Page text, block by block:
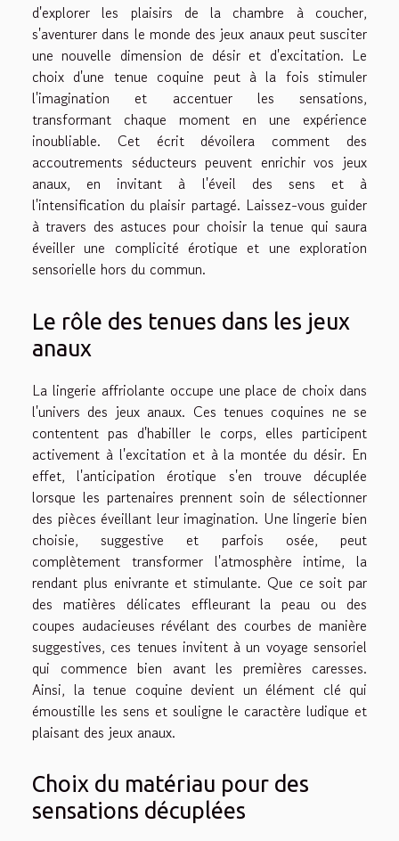
d'explorer les plaisirs de la chambre à coucher,
s'aventurer dans le monde des jeux anaux peut susciter
une nouvelle dimension de désir et d'excitation. Le
choix d'une tenue coquine peut à la fois stimuler
l'imagination et accentuer les sensations,
transformant chaque moment en une expérience
inoubliable. Cet écrit dévoilera comment des
accoutrements séducteurs peuvent enrichir vos jeux
anaux, en invitant à l'éveil des sens et à
l'intensification du plaisir partagé. Laissez-vous guider
à travers des astuces pour choisir la tenue qui saura
éveiller une complicité érotique et une exploration
sensorielle hors du commun.
Le rôle des tenues dans les jeux
anaux
La lingerie affriolante occupe une place de choix dans
l'univers des jeux anaux. Ces tenues coquines ne se
contentent pas d'habiller le corps, elles participent
activement à l'excitation et à la montée du désir. En
effet, l'anticipation érotique s'en trouve décuplée
lorsque les partenaires prennent soin de sélectionner
des pièces éveillant leur imagination. Une lingerie bien
choisie, suggestive et parfois osée, peut
complètement transformer l'atmosphère intime, la
rendant plus enivrante et stimulante. Que ce soit par
des matières délicates effleurant la peau ou des
coupes audacieuses révélant des courbes de manière
suggestives, ces tenues invitent à un voyage sensoriel
qui commence bien avant les premières caresses.
Ainsi, la tenue coquine devient un élément clé qui
émoustille les sens et souligne le caractère ludique et
plaisant des jeux anaux.
Choix du matériau pour des
sensations décuplées